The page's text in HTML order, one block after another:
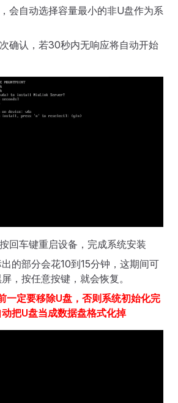
会自动选择容量最小的非U盘作为系
确认，若30秒内无响应将自动开始
回车键重启设备，完成系统安装
出的部分会花10到15分钟，这期间可
，按任意按键，就会恢复。
一定要移除U盘，否则系统初始化完
把U盘当成数据盘格式化掉